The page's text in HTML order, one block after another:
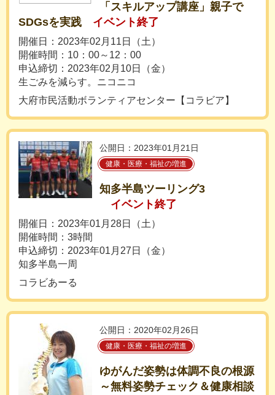
「スキルアップ講座」親子で
SDGsを実践
イベント終了
開催日：2023年02月11日（土）
開催時間：10：00～12：00
申込締切：2023年02月10日（金）
生ごみを減らす。ニコニコ
大府市民活動ボランティアセンター【コラビア】
公開日：2023年01月21日
健康・医療・福祉の増進
知多半島ツーリング3
イベント終了
開催日：2023年01月28日（土）
開催時間：3時間
申込締切：2023年01月27日（金）
知多半島一周
コラビあーる
公開日：2020年02月26日
健康・医療・福祉の増進
ゆがんだ姿勢は体調不良の根源
～無料姿勢チェック＆健康相談